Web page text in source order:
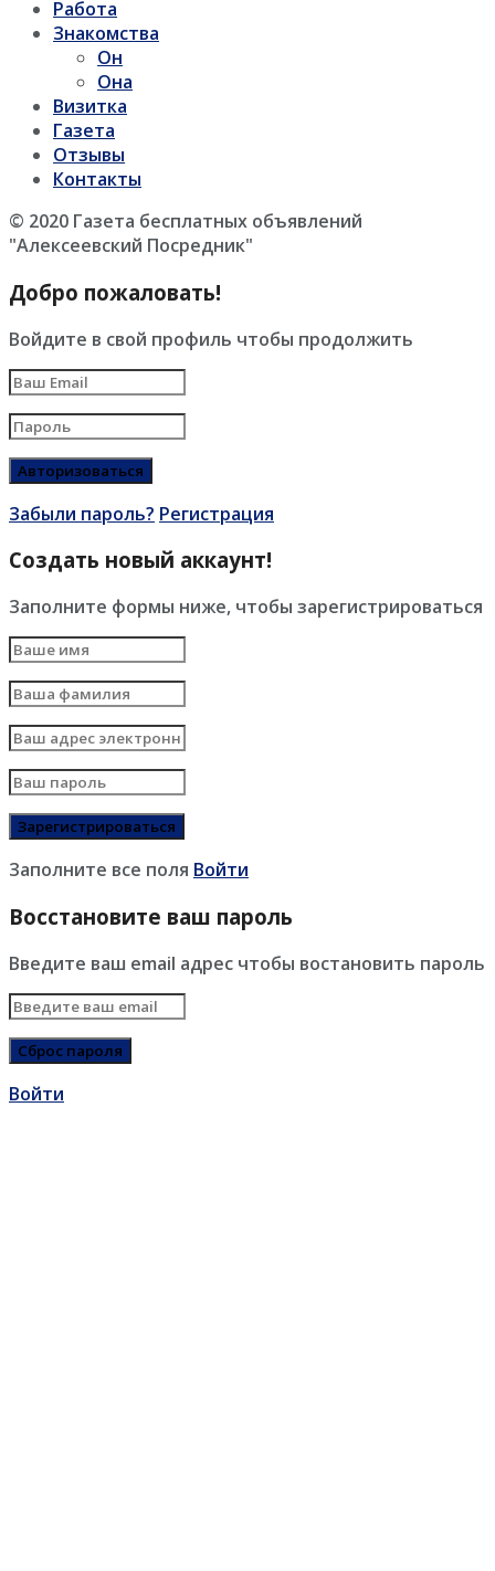
Работа
Знакомства
Он
Она
Визитка
Газета
Отзывы
Контакты
© 2020 Газета бесплатных объявлений
"Алексеевский Посредник"
Добро пожаловать!
Войдите в свой профиль чтобы продолжить
Забыли пароль? Регистрация
Создать новый аккаунт!
Заполните формы ниже, чтобы зарегистрироваться
Заполните все поля Войти
Восстановите ваш пароль
Введите ваш email адрес чтобы востановить пароль
Войти